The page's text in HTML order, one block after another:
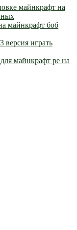
майнкрафт на
майнкрафт боб
версия играть
майнкрафт pe на